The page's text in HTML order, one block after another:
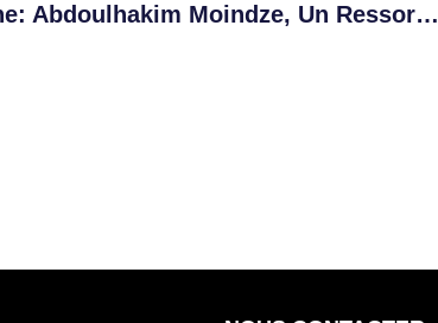
Exportation De Farine: Abdoulhakim Moindze, Un Ressortissant Comorien Âgé De 40 Ans, Arrêté Hier